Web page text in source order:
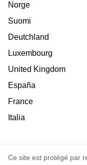
Norge
Suomi
Deutchland
Luxembourg
United Kingdom
España
France
Italia
Ce site est protégé par